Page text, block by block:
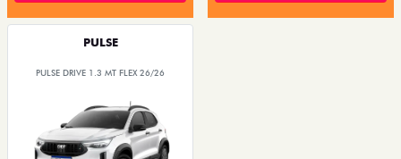
PULSE
PULSE DRIVE 1.3 MT FLEX 26/26